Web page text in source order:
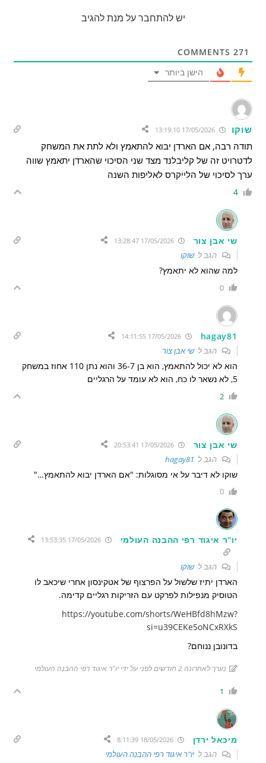
יש להתחבר על מנת להגיב
271
הישן ביותר
שוקו 17/05/2026 13:19:10
תודה רבה, אם הארדן יבוא להתאמץ ולא לתת את המשחק
לדטרויט זה של קליבלנד מצד שני הסיכוי שהארדן יתאמץ שווה
ערך לסיכוי של הלייקרס לאליפות השנה
4
שי אבן צור 17/05/2026 13:28:47
הגב לשוקו
למה שהוא לא יתאמץ?
0
hagay81
17/05/2026 14:11:55
הגב לשי אבן צור
הוא לא יכול להתאמץ, הוא בן 36-7 והוא נתן 110 אחוז במשחק
5, לא נשאר לו כח, הוא לא עומד על הרגליים
2
שי אבן צור 17/05/2026 20:53:41
הגב ל hagay81
שוקו לא דיבר על אי מסוגלות: "אם הארדן יבוא להתאמץ…"
0
יו"ר איגוד רפי ההבנה העולמי 17/05/2026 13:53:35
הגב לשוקו
הארדן יתיז שלשול על הפרצוף של אטקינסון אחרי שיכאב לו
הטוסיק מנפילות לפרקט עם הזריקות רגליים קדימה.
https://youtube.com/shorts/WeHBfd8hMzw?
si=u39CEKe5oNCxRXkS
בדונובן ננוחם?
נערך לאחרונה 2 חודשים לפני על ידי יו"ר איגוד רפי ההבנה העולמי
1
מיכאל ירדן 18/05/2026 8:11:39
הגב ליו"ר איגוד רפי ההבנה העולמי